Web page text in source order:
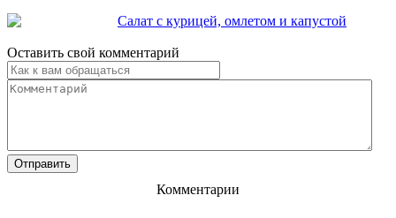
Салат с курицей, омлетом и капустой
Оставить свой комментарий
Комментарии